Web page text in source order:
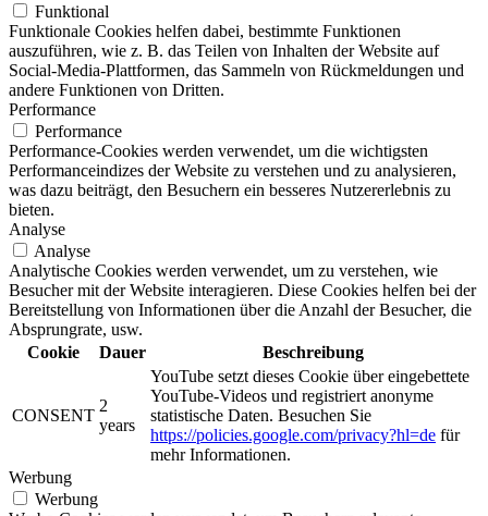
Funktional
Funktionale Cookies helfen dabei, bestimmte Funktionen
auszuführen, wie z. B. das Teilen von Inhalten der Website auf
Social-Media-Plattformen, das Sammeln von Rückmeldungen und
andere Funktionen von Dritten.
Performance
Performance
Performance-Cookies werden verwendet, um die wichtigsten
Performanceindizes der Website zu verstehen und zu analysieren,
was dazu beiträgt, den Besuchern ein besseres Nutzererlebnis zu
bieten.
Analyse
Analyse
Analytische Cookies werden verwendet, um zu verstehen, wie
Besucher mit der Website interagieren. Diese Cookies helfen bei der
Bereitstellung von Informationen über die Anzahl der Besucher, die
Absprungrate, usw.
Cookie
Dauer Beschreibung
CONSENT
2
years
YouTube setzt dieses Cookie über eingebettete
YouTube-Videos und registriert anonyme
statistische Daten. Besuchen Sie
https://policies.google.com/privacy?hl=de für
mehr Informationen.
Werbung
Werbung